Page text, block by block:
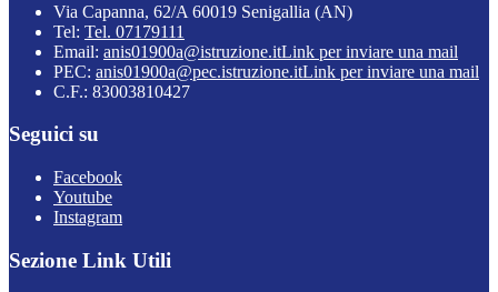
Via Capanna, 62/A 60019 Senigallia (AN)
Tel: Tel. 07179111
Email: anis01900a@istruzione.itLink per inviare una mail
PEC: anis01900a@pec.istruzione.itLink per inviare una mail
C.F.: 83003810427
Seguici su
Facebook
Youtube
Instagram
Sezione Link Utili